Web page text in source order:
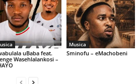
uBaba feat.
Wasehlalankosi –
Musica
Sminofu – eMachobeni